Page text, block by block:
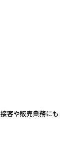
接客や販売業務にも